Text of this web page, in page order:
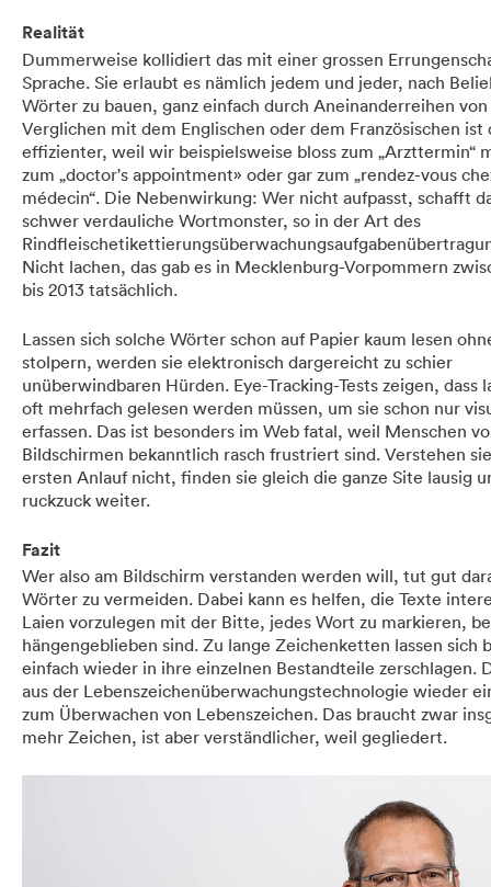
Realität
Dummerweise kollidiert das mit einer grossen
Sprache. Sie erlaubt es nämlich jedem und jeder, nach
Wörter zu bauen, ganz einfach durch Aneinanderreihen
Verglichen mit dem Englischen oder dem Französischen ist
effizienter, weil wir beispielsweise bloss zum „Arzttermin“
zum „doctor's appointment» oder gar zum „rendez-vous
médecin“. Die Nebenwirkung: Wer nicht aufpasst, schafft
schwer verdauliche Wortmonster, so in der Art des
Nicht lachen, das gab es in Mecklenburg-Vorpommern
bis 2013 tatsächlich.
Lassen sich solche Wörter schon auf Papier kaum lesen
stolpern, werden sie elektronisch dargereicht zu schier
unüberwindbaren Hürden. Eye-Tracking-Tests zeigen, dass
oft mehrfach gelesen werden müssen, um sie schon nur
erfassen. Das ist besonders im Web fatal, weil Menschen
Bildschirmen bekanntlich rasch frustriert sind. Verstehen
ersten Anlauf nicht, finden sie gleich die ganze Site lausig
ruckzuck weiter.
Fazit
Wer also am Bildschirm verstanden werden will, tut gut
Wörter zu vermeiden. Dabei kann es helfen, die Texte
Laien vorzulegen mit der Bitte, jedes Wort zu markieren,
hängengeblieben sind. Zu lange Zeichenketten lassen sich
einfach wieder in ihre einzelnen Bestandteile zerschlagen.
aus der Lebenszeichenüberwachungstechnologie wieder
zum Überwachen von Lebenszeichen. Das braucht zwar
mehr Zeichen, ist aber verständlicher, weil gegliedert.